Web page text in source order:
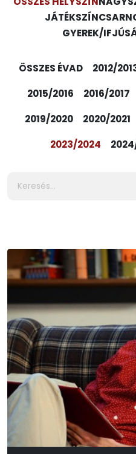
JÁTÉKSZÍN
GYEREK/
ÖSSZES ÉVAD 2012/
2015/2016
2016/2017
2019/2020
2020/2021
2023/2024